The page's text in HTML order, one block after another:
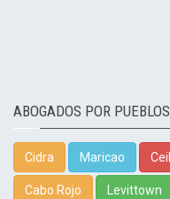
ABOGADOS POR PUEBLOS
Cidra Maricao
Cabo Rojo Levittown